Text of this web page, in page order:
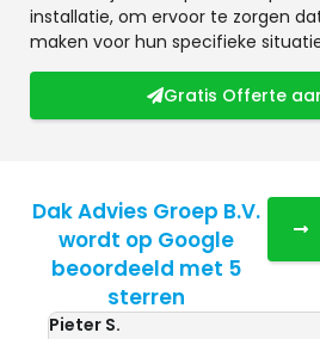
installatie, om ervoor te zorgen
maken voor hun specifieke
Gratis Offerte
Dak Advies Groep B.V.
wordt op Google
beoordeeld met 5
sterren
Pieter S.